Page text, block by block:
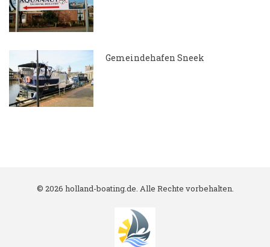
Gemeindehafen Sneek
© 2026 holland-boating.de. Alle Rechte vorbehalten.